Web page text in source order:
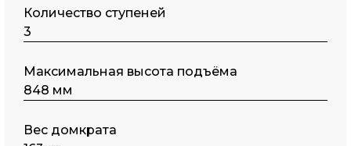
Количество ступеней
3
Максимальная высота подъёма
848 мм
Вес домкрата